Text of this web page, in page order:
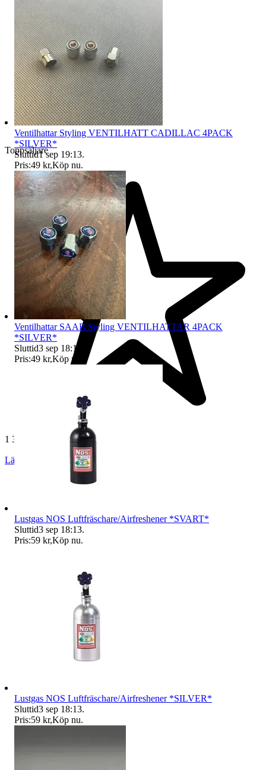
Toppsäljare
1 344 omdömen
Läs omdömen Följ
Ventilhattar Styling VENTILHATT CADILLAC 4PACK
*SILVER*
Sluttid1 sep 19:13.
Pris:49 kr,Köp nu.
Ventilhattar SAAB Styling VENTILHATTAR 4PACK
*SILVER*
Sluttid3 sep 18:12
Pris:49 kr,Köp nu
Lustgas NOS Luftfräschare/Airfreshener *SVART*
Sluttid3 sep 18:13.
Pris:59 kr,Köp nu.
Lustgas NOS Luftfräschare/Airfreshener *SILVER*
Sluttid3 sep 18:13.
Pris:59 kr,Köp nu.